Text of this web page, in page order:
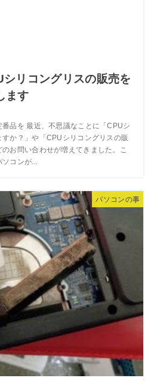
リコングリスの販売を
ます
品を 最近、不思議なことに「CPUシ
か？」や「CPUシリコングリスの販
お問い合わせが増えてきました。こ
コンが...
パソコンの事